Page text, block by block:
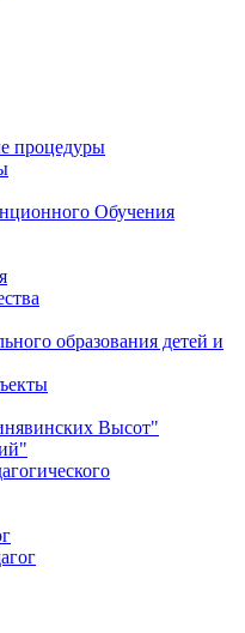
процедуры
Обучения
образования детей и
Высот"